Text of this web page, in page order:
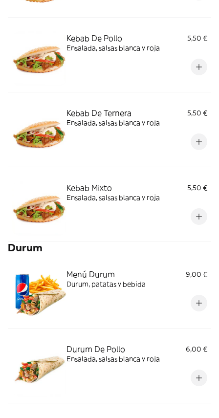
Kebab De Pollo
5,50 €
Ensalada, salsas blanca y roja
Kebab De Ternera
5,50 €
Ensalada, salsas blanca y roja
Kebab Mixto
5,50 €
Ensalada, salsas blanca y roja
Durum
Menú Durum
9,00 €
Durum, patatas y bebida
Durum De Pollo
6,00 €
Ensalada, salsas blanca y roja